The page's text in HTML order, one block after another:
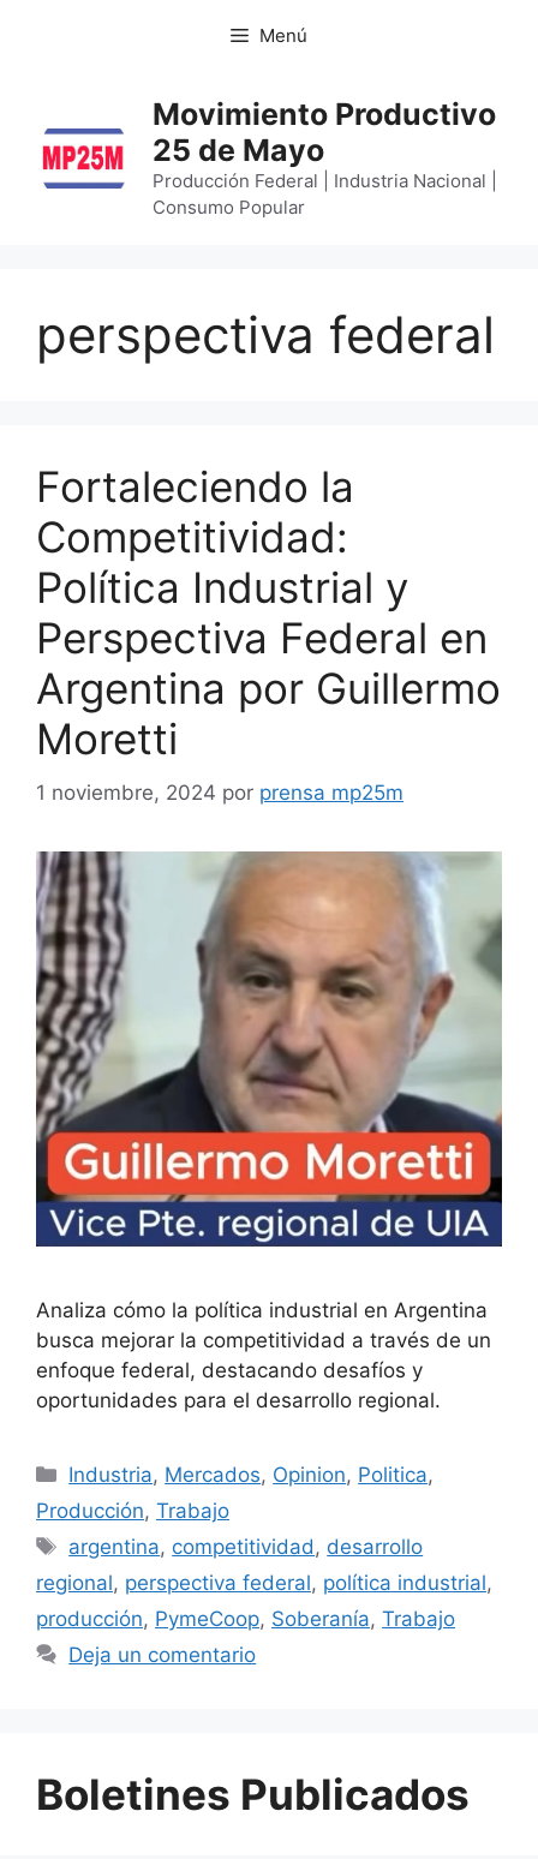
Menú
Movimiento Productivo
25 de Mayo
Producción Federal | Industria Nacional |
Consumo Popular
perspectiva federal
Fortaleciendo la
Competitividad:
Política Industrial y
Perspectiva Federal en
Argentina por Guillermo
Moretti
1 noviembre, 2024 por prensa mp25m
Analiza cómo la política industrial en Argentina
busca mejorar la competitividad a través de un
enfoque federal, destacando desafíos y
oportunidades para el desarrollo regional.
Industria, Mercados, Opinion, Politica,
Producción, Trabajo
argentina, competitividad , desarrollo
regional, perspectiva federal, política industrial,
producción, PymeCoop, Soberanía, Trabajo
Deja un comentario
Boletines Publicados